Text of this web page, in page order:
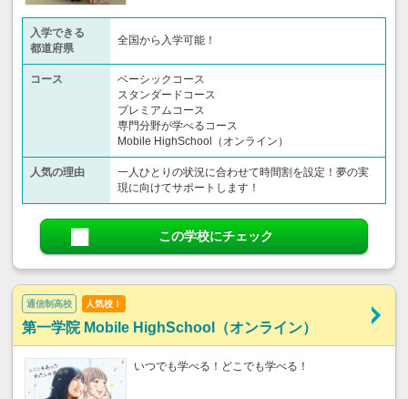
入学できる
都道府県
全国から入学可能！
コース
ベーシックコース
スタンダードコース
プレミアムコース
専門分野が学べるコース
Mobile HighSchool（オンライン）
人気の理由
一人ひとりの状況に合わせて時間割を設定！夢の実
現に向けてサポートします！
この学校にチェック
通信制高校 人気校！
第一学院 Mobile HighSchool（オンライン）
いつでも学べる！どこでも学べる！